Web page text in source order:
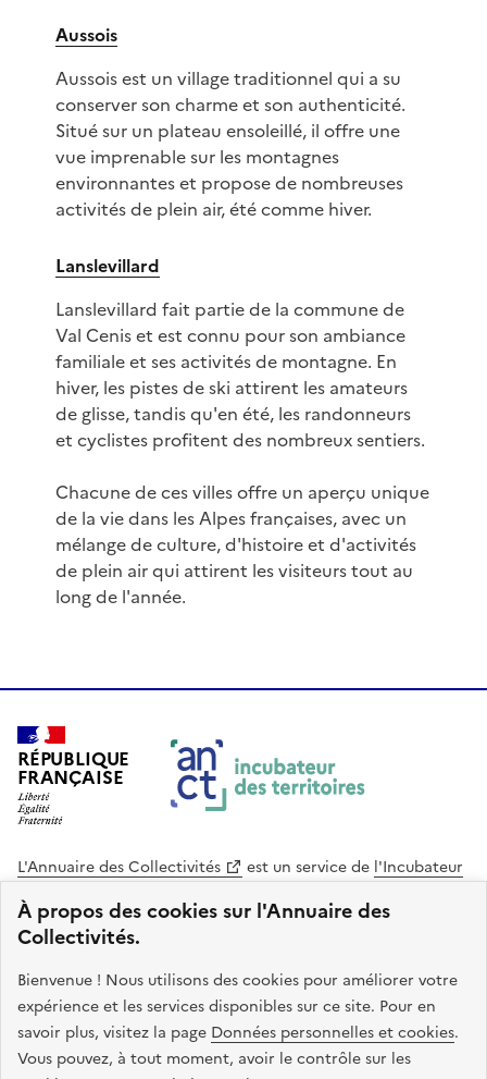
À propos des cookies sur l'Annuaire des
Collectivités.
Bienvenue ! Nous utilisons des cookies pour améliorer votre
expérience et les services disponibles sur ce site. Pour en
savoir plus, visitez la page Données personnelles et cookies.
Vous pouvez, à tout moment, avoir le contrôle sur les
Aussois
Aussois est un village traditionnel qui a su
conserver son charme et son authenticité.
Situé sur un plateau ensoleillé, il offre une
vue imprenable sur les montagnes
environnantes et propose de nombreuses
activités de plein air, été comme hiver.
Lanslevillard
Lanslevillard fait partie de la commune de
Val Cenis et est connu pour son ambiance
familiale et ses activités de montagne. En
hiver, les pistes de ski attirent les amateurs
de glisse, tandis qu'en été, les randonneurs
et cyclistes profitent des nombreux sentiers.
Chacune de ces villes offre un aperçu unique
de la vie dans les Alpes françaises, avec un
mélange de culture, d'histoire et d'activités
de plein air qui attirent les visiteurs tout au
long de l'année.
RÉPUBLIQUE
FRANÇAISE
L'Annuaire des Collectivités est un service de l'Incubateur
des Territoires
Cohésion des Territoires
. Le code source de ce site web
est disponible en licence libre. Le design de ce site est conçu
avec le système de design de l’État.
legifrance.gouv.fr
info.gouv.fr
service-public.gouv.fr
data.gouv.fr